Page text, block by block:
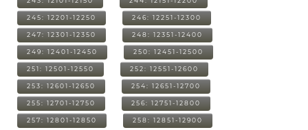
245: 12201-12250 246: 12251-12300
247: 12301-12350 248: 12351-12400
249: 12401-12450 250: 12451-12500
251: 12501-12550 252: 12551-12600
253: 12601-12650 254: 12651-12700
255: 12701-12750 256: 12751-12800
257: 12801-12850 258: 12851-12900